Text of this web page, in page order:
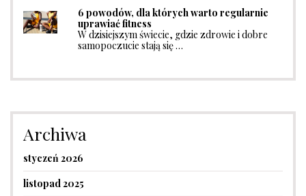
6 powodów, dla których warto regularnie
uprawiać fitness
W dzisiejszym świecie, gdzie zdrowie i dobre
samopoczucie stają się …
Archiwa
styczeń 2026
listopad 2025